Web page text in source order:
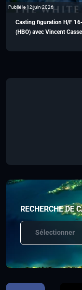
Publié le 12 juin 2026
Casting figuration H/F
(HBO) avec Vincent
RECHERCHE DE
Sélectionner